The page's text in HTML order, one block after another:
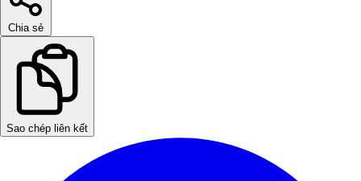
Chia sẻ
Sao chép liên kết